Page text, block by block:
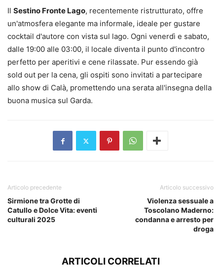
Il Sestino Fronte Lago, recentemente ristrutturato, offre
un'atmosfera elegante ma informale, ideale per gustare
cocktail d'autore con vista sul lago. Ogni venerdì e sabato,
dalle 19:00 alle 03:00, il locale diventa il punto d'incontro
perfetto per aperitivi e cene rilassate. Pur essendo già
sold out per la cena, gli ospiti sono invitati a partecipare
allo show di Calà, promettendo una serata all'insegna della
buona musica sul Garda.
Articolo precedente
Sirmione tra Grotte di
Catullo e Dolce Vita: eventi
culturali 2025
Articolo successivo
Violenza sessuale a
Toscolano Maderno:
condanna e arresto per
droga
ARTICOLI CORRELATI